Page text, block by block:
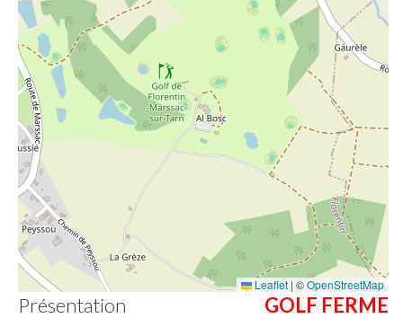
Leaflet | ©OpenStreetMap
Présentation